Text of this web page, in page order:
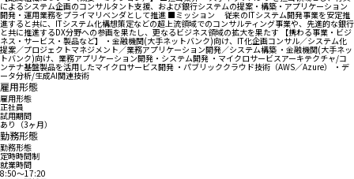
によるシステム企画のコンサルタント支援、および銀行システムの提案・構築・アプリケーション
開発・運用業務をプライマリベンダとして推進 ■ミッション 従来のITシステム開発事業を安定推
進すると共に、ITシステム化構想策定などの超上流領域でのコンサルティング事業や、先進的な銀行
と共に推進するDX分野への参画を果たし、更なるビジネス領域の拡大を果たす 【携わる事業・ビジ
ネス・サービス・製品など】 ・金融機関(大手ネットバンク)向け、IT化企画コンサル／システム化
提案／プロジェクトマネジメント／業務アプリケーション開発／システム構築 ・金融機関(大手ネッ
トバンク)向け、業務アプリケーション開発・システム開発 ・マイクロサービスアーキテクチャ/コ
ンテナ基盤製品を活用したマイクロサービス開発 ・パブリッククラウド技術（AWS／Azure） ・デ
ータ分析/生成AI関連技術
雇用形態
雇用形態
正社員
試用期間
あり（3ヶ月）
勤務形態
勤務形態
定時時間制
就業時間
8:50〜17:20